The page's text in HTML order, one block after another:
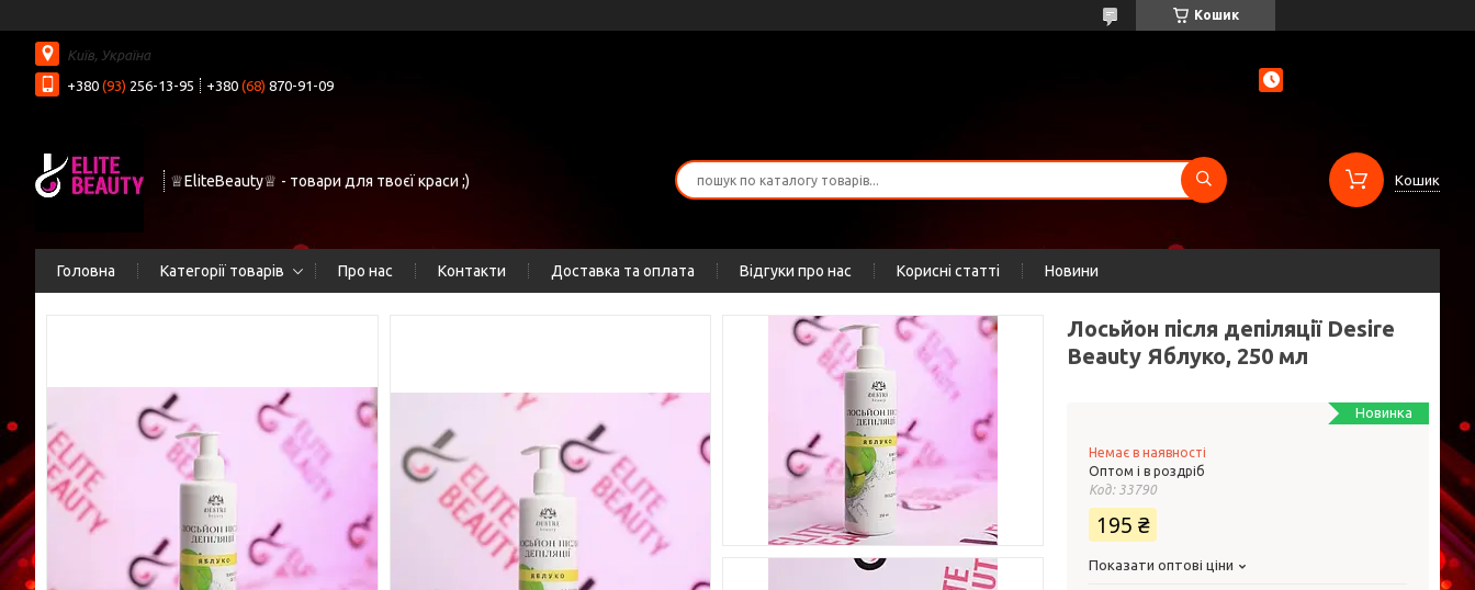
Кошик
Київ, Україна
+380 (93) 256-13-95 +380 (68) 870-91-09
♕EliteBeauty♕ - товари для твоєї краси ;) Кошик
Головна Категорії товарів Про нас Контакти Доставка та оплата Відгуки про нас Корисні статті Новини
Лосьйон після депіляції Desire
Beauty Яблуко, 250 мл
Новинка
Немає в наявності
Оптом і в роздріб
Код: 33790
195 ₴
Показати оптові ціни